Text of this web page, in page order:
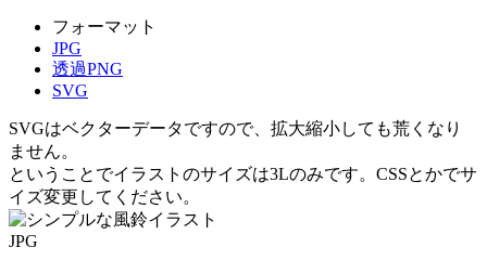
フォーマット
JPG
透過PNG
SVG
SVGはベクターデータですので、拡大縮小しても荒くなり
ません。
ということでイラストのサイズは3Lのみです。CSSとかでサ
イズ変更してください。
JPG